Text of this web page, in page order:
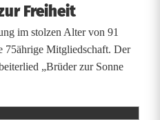
Freiheit
im stolzen Alter von 91
75ährige Mitgliedschaft. Der
„Brüder zur Sonne